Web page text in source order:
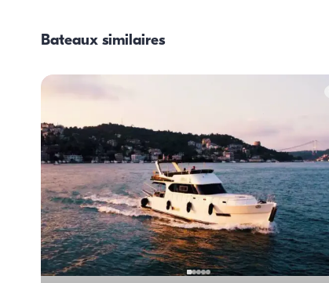
des repas est assurée par l'équipage.
Bateaux similaires